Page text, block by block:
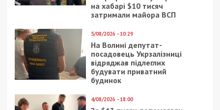
Читайте також
Предыдущая статья:
Член ВЛК вимагав хабар у пораненого
бійця за висновок про непридатність